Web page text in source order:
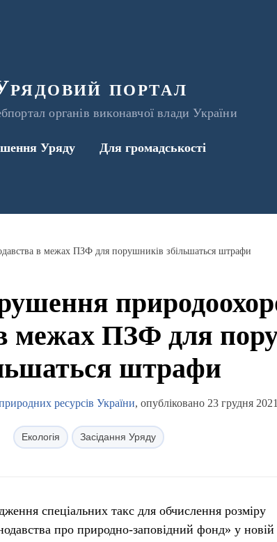
портал
органів виконавчої влади України
Уряду Для громадськості
в межах ПЗФ для порушників збільшаться штрафи
межах ПЗФ для
штрафи
ресурсів України, опубліковано 23 грудня
Екологія Засідання Уряду
спеціальних такс для обчислення розміру
про природно-заповідний фонд» у новій